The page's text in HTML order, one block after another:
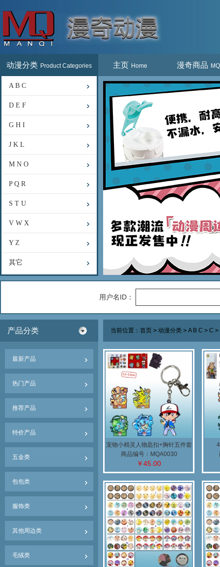
动漫分类 Product Categories
A B C
D E F
G H I
J K L
M N O
P Q R
S T U
V W X
Y Z
其它
主页 Home 漫奇商品
用户名ID：
产品分类
最新产品
热门产品
推荐产品
特价产品
五金类
包包类
服饰类
其他周边类
毛绒类
当前位置： 首页 > 动漫分类 > A B C > C >
宠物小精灵人物匙扣+胸针五件套
商品编号：MQA0030
￥45.00